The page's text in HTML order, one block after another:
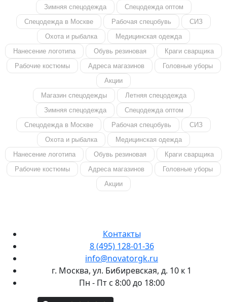
Зимняя спецодежда
Спецодежда оптом
Спецодежда в Москве
Рабочая спецобувь
СИЗ
Охота и рыбалка
Медицинская одежда
Нанесение логотипа
Обувь резиновая
Краги сварщика
Рабочие костюмы
Адреса магазинов
Головные уборы
Акции
Магазин спецодежды
Летняя спецодежда
Зимняя спецодежда
Спецодежда оптом
Спецодежда в Москве
Рабочая спецобувь
СИЗ
Охота и рыбалка
Медицинская одежда
Нанесение логотипа
Обувь резиновая
Краги сварщика
Рабочие костюмы
Адреса магазинов
Головные уборы
Акции
Контакты
8 (495) 128-01-36
info@novatorgk.ru
г. Москва, ул. Бибиревская, д. 10 к 1
Пн - Пт с 8:00 до 18:00